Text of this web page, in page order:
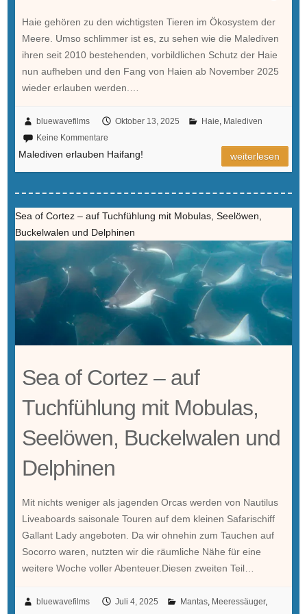
Haie gehören zu den wichtigsten Tieren im Ökosystem der
Meere. Umso schlimmer ist es, zu sehen wie die Malediven
ihren seit 2010 bestehenden, vorbildlichen Schutz der Haie
nun aufheben und den Fang von Haien ab November 2025
wieder erlauben werden.…
bluewavefilms Oktober 13, 2025 Haie, Malediven
Keine Kommentare
Malediven erlauben Haifang! weiterlesen
Sea of Cortez – auf Tuchfühlung mit Mobulas, Seelöwen,
Buckelwalen und Delphinen
Sea of Cortez – auf
Tuchfühlung mit Mobulas,
Seelöwen, Buckelwalen und
Delphinen
Mit nichts weniger als jagenden Orcas werden von Nautilus
Liveaboards saisonale Touren auf dem kleinen Safarischiff
Gallant Lady angeboten. Da wir ohnehin zum Tauchen auf
Socorro waren, nutzten wir die räumliche Nähe für eine
weitere Woche voller Abenteuer.Diesen zweiten Teil…
bluewavefilms Juli 4, 2025 Mantas, Meeressäuger,